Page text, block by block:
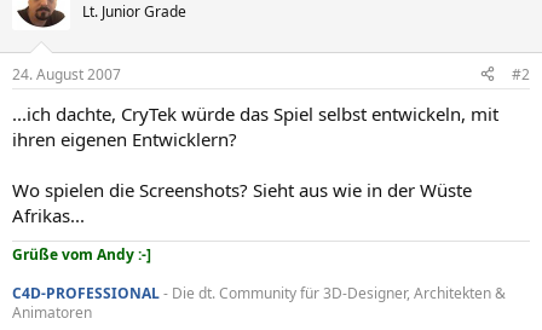
Lt. Junior Grade
24. August 2007 #2
...ich dachte, CryTek würde das Spiel selbst entwickeln, mit
ihren eigenen Entwicklern?
Wo spielen die Screenshots? Sieht aus wie in der Wüste
Afrikas...
Grüße vom Andy :-]
C4D-PROFESSIONAL- Die dt. Community für 3D-Designer, Architekten &
Animatoren